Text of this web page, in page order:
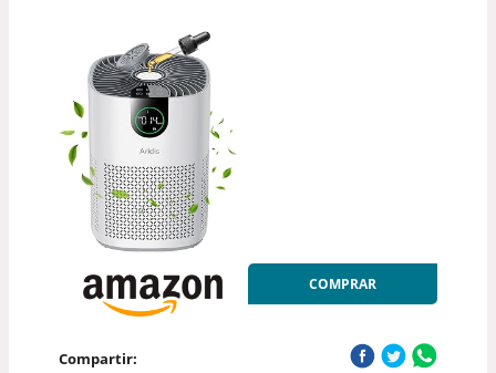
COMPRAR
Compartir: